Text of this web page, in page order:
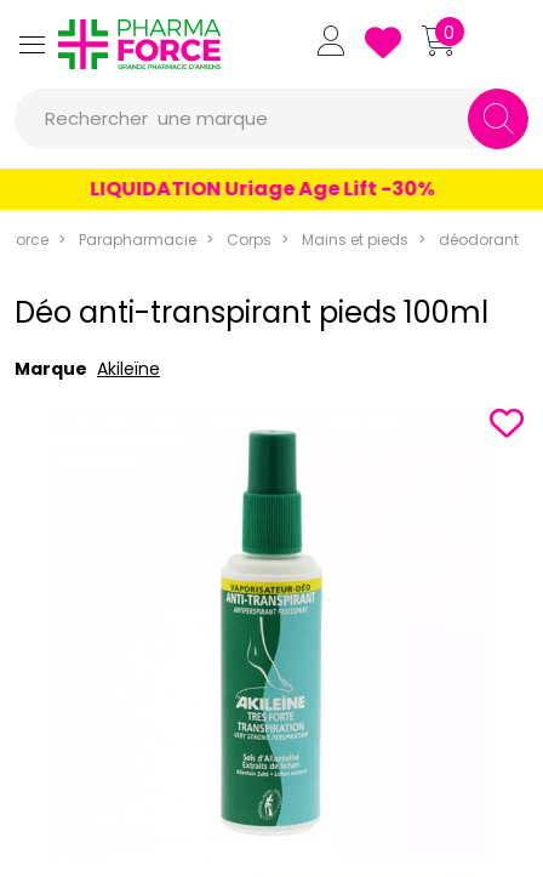
Pharmaforce Grande Pharmacie
0
Rechercher
un produit
une marque
LIQUIDATION Uriage Age Lift -30%
Parapharmacie Corps Mains et pieds déodorant
Déo anti-transpirant pieds 100ml
Marque Akileïne